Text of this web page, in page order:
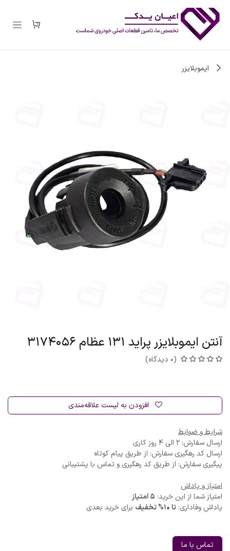
ایموبلایزر
آنتن ایموبلایزر پراید 131 عظام 3174056
(0 دیدگاه)
افزودن به لیست علاقه‌مندی
شرایط و ضوابط
ارسال سفارش: 2 الی 4 روز کاری
ارسال کد رهگیری سفارش: از طریق پیام کوتاه
پیگیری سفارش: از طریق کد رهگیری و تماس با پشتیبانی
امتیاز و پاداش
امتیاز شما از این خرید: 5 امتیاز
پاداش وفاداری: تا 10% تخفیف برای خرید بعدی
تماس با ما